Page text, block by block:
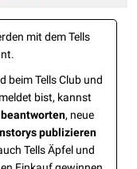
mit dem Tells
beim Tells Club und
bist, kannst
, neue
publizieren
Tells Äpfel und